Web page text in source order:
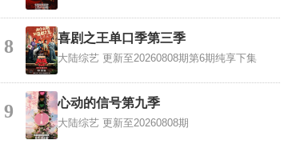
8 喜剧之王单口季第三季
大陆综艺 更新至20260808期第6期纯享下集
9 心动的信号第九季
大陆综艺 更新至20260808期